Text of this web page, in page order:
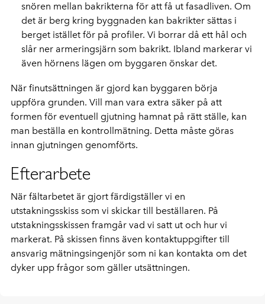
snören mellan bakrikterna för att få ut fasadliven. Om
det är berg kring byggnaden kan bakrikter sättas i
berget istället för på profiler. Vi borrar då ett hål och
slår ner armeringsjärn som bakrikt. Ibland markerar vi
även hörnens lägen om byggaren önskar det.
När finutsättningen är gjord kan byggaren börja
uppföra grunden. Vill man vara extra säker på att
formen för eventuell gjutning hamnat på rätt ställe, kan
man beställa en kontrollmätning. Detta måste göras
innan gjutningen genomförts.
Efterarbete
När fältarbetet är gjort färdigställer vi en
utstakningsskiss som vi skickar till beställaren. På
utstakningsskissen framgår vad vi satt ut och hur vi
markerat. På skissen finns även kontaktuppgifter till
ansvarig mätningsingenjör som ni kan kontakta om det
dyker upp frågor som gäller utsättningen.